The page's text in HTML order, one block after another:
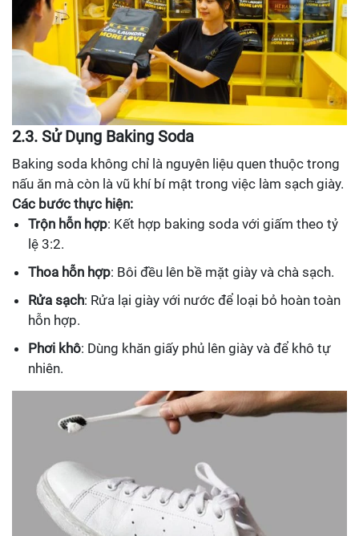
2.3. Sử Dụng Baking Soda
Baking soda không chỉ là nguyên liệu quen thuộc trong
nấu ăn mà còn là vũ khí bí mật trong việc làm sạch giày.
Các bước thực hiện:
Trộn hỗn hợp: Kết hợp baking soda với giấm theo tỷ
lệ 3:2.
Thoa hỗn hợp: Bôi đều lên bề mặt giày và chà sạch.
Rửa sạch: Rửa lại giày với nước để loại bỏ hoàn toàn
hỗn hợp.
Phơi khô: Dùng khăn giấy phủ lên giày và để khô tự
nhiên.